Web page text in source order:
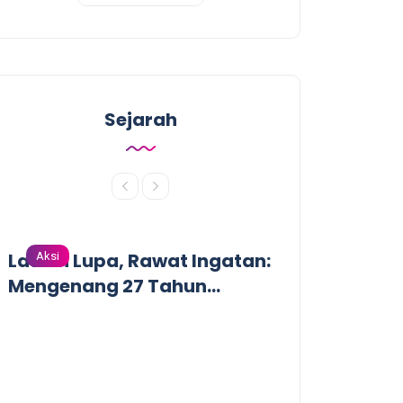
Sejarah
Aksi
Lawan Lupa, Rawat Ingatan:
Mengenang 27 Tahun